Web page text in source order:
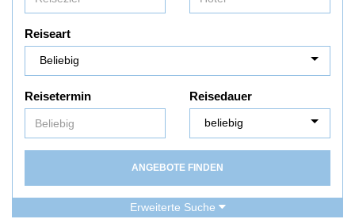
Reiseart
Reisetermin Reisedauer
ANGEBOTE FINDEN
Erweiterte Suche